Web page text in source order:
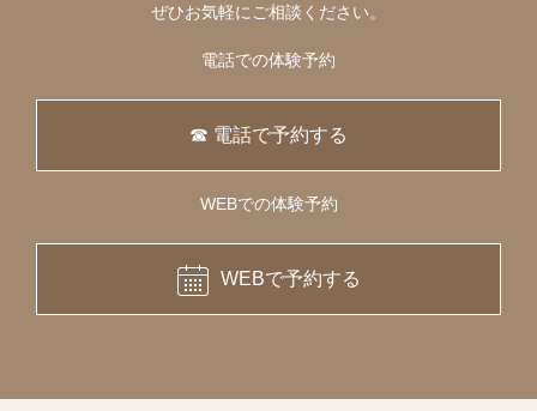
ぜひお気軽にご相談ください。
電話での体験予約
☎ 電話で予約する
WEBでの体験予約
WEBで予約する